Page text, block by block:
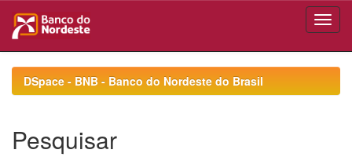
navigationDSpace - BNB - Banco do Nordeste do Brasil
Pesquisar